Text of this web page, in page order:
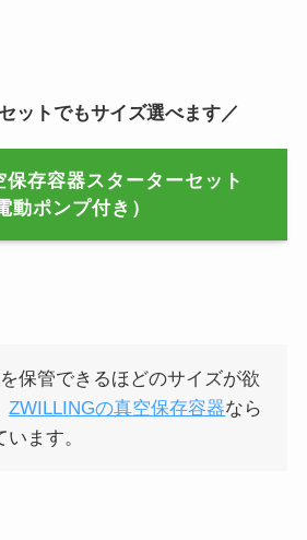
ットでもサイズ選べます／
存容器スターターセット
動ポンプ付き）
保管できるほどのサイズが欲
ZWILLINGの真空保存容器なら
ます。